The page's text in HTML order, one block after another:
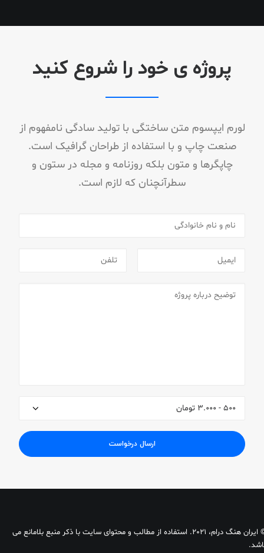
پروژه ی خود را شروع کنید
لورم ایپسوم متن ساختگی با تولید سادگی نامفهوم از
صنعت چاپ و با استفاده از طراحان گرافیک است.
چاپگرها و متون بلکه روزنامه و مجله در ستون و
سطرآنچنان که لازم است.
© ایران هنگ درام، 2021. استفاده از مطالب و محتوای سایت با ذکر منبع بلامانع می